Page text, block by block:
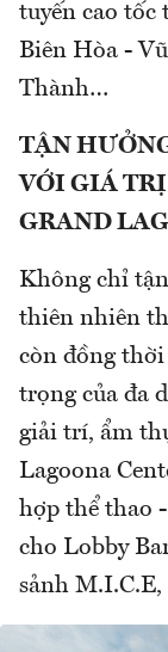
tuyến cao tốc
Biên Hòa -
Thành…
TẬN
VỚI GIÁ
GRAND
Không chỉ
thiên nhiên
còn đồng
trọng của đa
giải trí, ẩm
Lagoona
hợp thể thao
cho Lobby
sảnh